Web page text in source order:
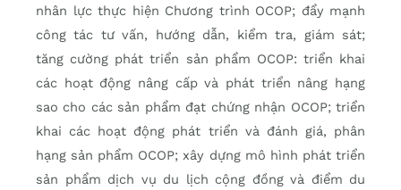
nhân lực thực hiện Chương trình OCOP; đẩy mạnh
công tác tư vấn, hướng dẫn, kiểm tra, giám sát;
tăng cường phát triển sản phẩm OCOP: triển khai
các hoạt động nâng cấp và phát triển nâng hạng
sao cho các sản phẩm đạt chứng nhận OCOP; triển
khai các hoạt động phát triển và đánh giá, phân
hạng sản phẩm OCOP; xây dựng mô hình phát triển
sản phẩm dịch vụ du lịch cộng đồng và điểm du